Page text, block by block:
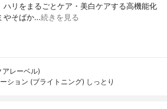
ハリをまるごとケア・美白ケアする高機能化
やそばか…続きを見る
レーベル)
ション (ブライトニング) しっとり